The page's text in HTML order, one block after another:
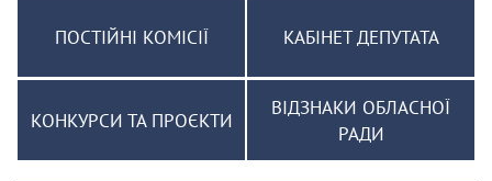
ПОСТІЙНІ КОМІСІЇ КАБІНЕТ ДЕПУТАТА
КОНКУРСИ ТА ПРОЄКТИ
ВІДЗНАКИ ОБЛАСНОЇ
РАДИ